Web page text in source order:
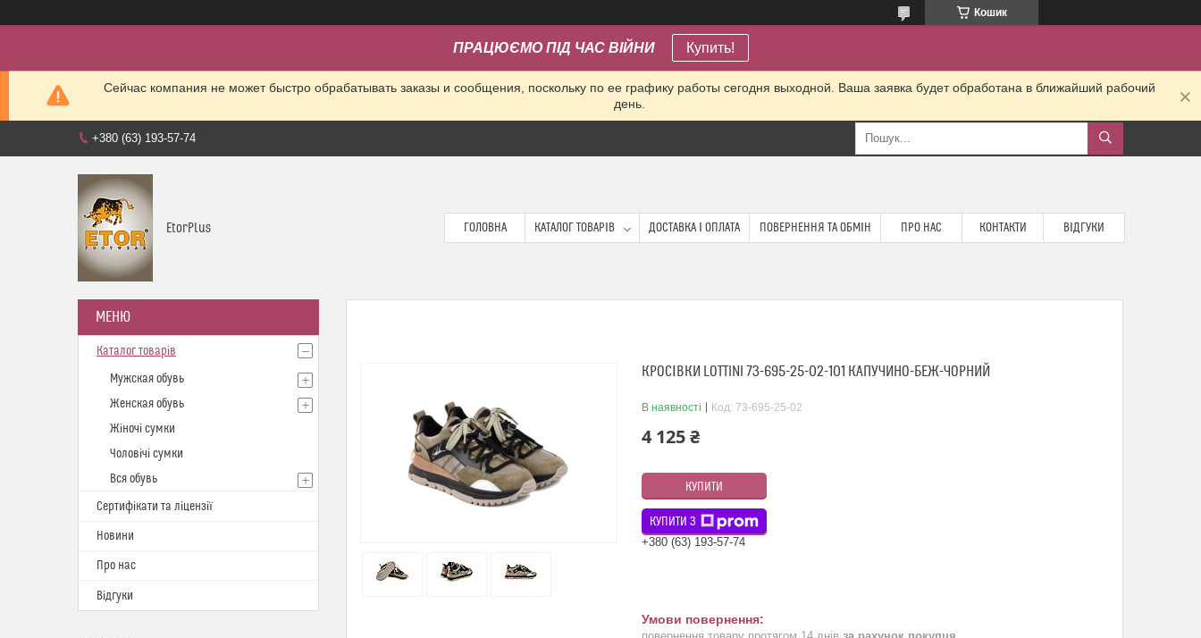
Кошик
ПРАЦЮЄМО ПІД ЧАС ВІЙНИ Купить!
Сейчас компания не может быстро обрабатывать заказы и сообщения, поскольку по ее графику работы сегодня выходной. Ваша заявка будет обработана в ближайший рабочий
день.
+380 (63) 193-57-74
EtorPlus ГОЛОВНА КАТАЛОГ ТОВАРІВ ДОСТАВКА І ОПЛАТА ПОВЕРНЕННЯ ТА ОБМІН ПРО НАС КОНТАКТИ ВІДГУКИ
КРОСІВКИ LOTTINI 73-695-25-02-101 КАПУЧИНО-БЕЖ-ЧОРНИЙ
В наявності Код: 73-695-25-02
4 125 ₴
КУПИТИ
КУПИТИ З
+380 (63) 193-57-74
Каталог товарів
Мужская обувь
Женская обувь
Жіночі сумки
Чоловічі сумки
Вся обувь
Сертифікати та ліцензії
Новини
Про нас
Відгуки